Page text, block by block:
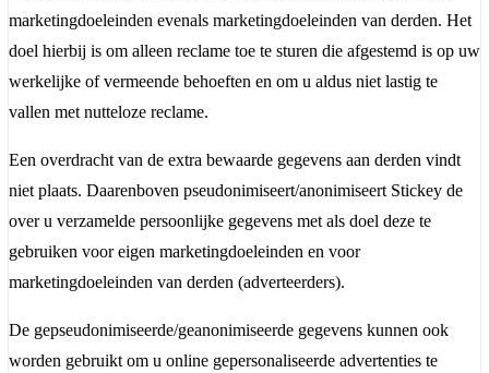
marketingdoeleinden evenals marketingdoeleinden van derden. Het
doel hierbij is om alleen reclame toe te sturen die afgestemd is op uw
werkelijke of vermeende behoeften en om u aldus niet lastig te
vallen met nutteloze reclame.
Een overdracht van de extra bewaarde gegevens aan derden vindt
niet plaats. Daarenboven pseudonimiseert/anonimiseert Stickey de
over u verzamelde persoonlijke gegevens met als doel deze te
gebruiken voor eigen marketingdoeleinden en voor
marketingdoeleinden van derden (adverteerders).
De gepseudonimiseerde/geanonimiseerde gegevens kunnen ook
worden gebruikt om u online gepersonaliseerde advertenties te